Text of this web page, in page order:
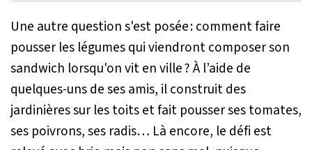
Une autre question s'est posée : comment faire
pousser les légumes qui viendront composer son
sandwich lorsqu'on vit en ville ? À l’aide de
quelques-uns de ses amis, il construit des
jardinières sur les toits et fait pousser ses tomates,
ses poivrons, ses radis… Là encore, le défi est